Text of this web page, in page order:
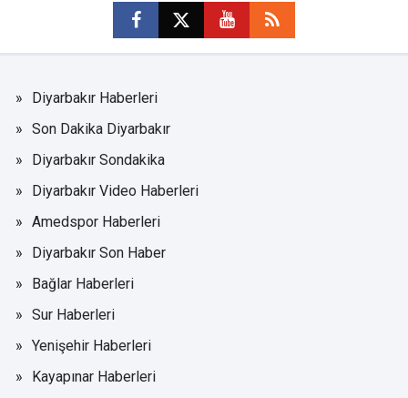
Diyarbakır Haberleri
Son Dakika Diyarbakır
Diyarbakır Sondakika
Diyarbakır Video Haberleri
Amedspor Haberleri
Diyarbakır Son Haber
Bağlar Haberleri
Sur Haberleri
Yenişehir Haberleri
Kayapınar Haberleri